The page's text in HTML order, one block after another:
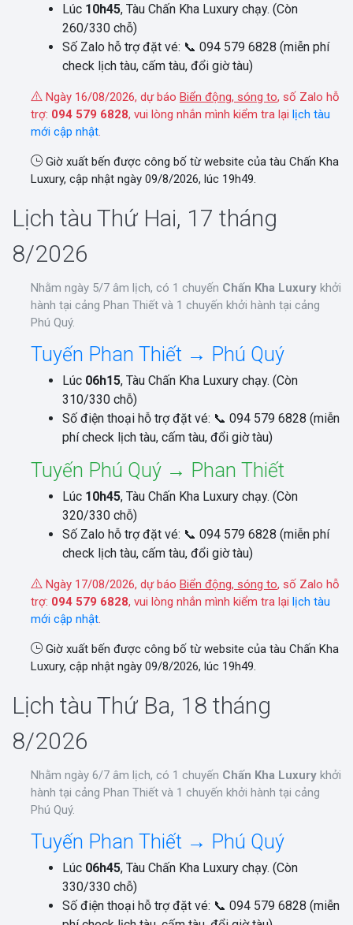
Lúc 10h45, Tàu Chấn Kha Luxury chạy. (Còn
260/330 chỗ)
Số Zalo hỗ trợ đặt vé: 📞 094 579 6828 (miễn phí
check lịch tàu, cấm tàu, đổi giờ tàu)
Ngày 16/08/2026, dự báo Biển động, sóng to, số Zalo hỗ
trợ: 094 579 6828, vui lòng nhắn mình kiểm tra lại lịch tàu
mới cập nhật.
Giờ xuất bến được công bố từ website của tàu Chấn Kha
Luxury, cập nhật ngày 09/8/2026, lúc 19h49.
Lịch tàu Thứ Hai, 17 tháng
8/2026
Nhằm ngày 5/7 âm lịch, có 1 chuyến Chấn Kha Luxury khởi
hành tại cảng Phan Thiết và 1 chuyến khởi hành tại cảng
Phú Quý.
Tuyến Phan Thiết → Phú Quý
Lúc 06h15, Tàu Chấn Kha Luxury chạy. (Còn
310/330 chỗ)
Số điện thoại hỗ trợ đặt vé: 📞 094 579 6828 (miễn
phí check lịch tàu, cấm tàu, đổi giờ tàu)
Tuyến Phú Quý → Phan Thiết
Lúc 10h45, Tàu Chấn Kha Luxury chạy. (Còn
320/330 chỗ)
Số Zalo hỗ trợ đặt vé: 📞 094 579 6828 (miễn phí
check lịch tàu, cấm tàu, đổi giờ tàu)
Ngày 17/08/2026, dự báo Biển động, sóng to, số Zalo hỗ
trợ: 094 579 6828, vui lòng nhắn mình kiểm tra lại lịch tàu
mới cập nhật.
Giờ xuất bến được công bố từ website của tàu Chấn Kha
Luxury, cập nhật ngày 09/8/2026, lúc 19h49.
Lịch tàu Thứ Ba, 18 tháng
8/2026
Nhằm ngày 6/7 âm lịch, có 1 chuyến Chấn Kha Luxury khởi
hành tại cảng Phan Thiết và 1 chuyến khởi hành tại cảng
Phú Quý.
Tuyến Phan Thiết → Phú Quý
Lúc 06h45, Tàu Chấn Kha Luxury chạy. (Còn
330/330 chỗ)
Số điện thoại hỗ trợ đặt vé: 📞 094 579 6828 (miễn